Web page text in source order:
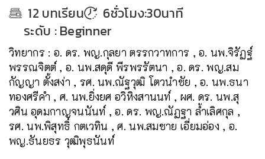
12 บทเรียน
6ชั่วโมง:30นาที
ระดับ :Beginner
วิทยากร : อ. ดร. พญ.กุลยา ตรรกวาทการ , อ. นพ.จิรัฏฐ์
พรรณจิตต์ , อ. นพ.สดุดี พีรพรรัตนา , อ. ดร. พญ.สม
กัญญา ตั้งสง่า , รศ. นพ.ณัฐวุฒิ โตวนำชัย , อ. นพ.ธนา
ทองศรีคำ , ศ. นพ.ยิ่งยศ อวิหิงสานนท์ , ผศ. ดร. นพ.สุ
วศิน อุดมกาญจนนันท์ , อ. ดร. พญ.ณัฏฐา ล้ำเลิศกุล ,
รศ. นพ.พิสุทธิ์ กตเวทิน , ศ. นพ.สมชาย เอี่ยมอ่อง , อ.
พญ.ธันยธร วุฒิพุธนันท์